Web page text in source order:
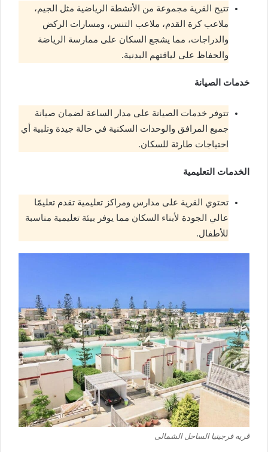
تتيح القرية مجموعة من الأنشطة الرياضية مثل الجيم،
ملاعب كرة القدم، ملاعب التنس، ومسارات الركض
والدراجات، مما يشجع السكان على ممارسة الرياضة
والحفاظ على لياقتهم البدنية.
خدمات الصيانة
تتوفر خدمات الصيانة على مدار الساعة لضمان صيانة
جميع المرافق والوحدات السكنية في حالة جيدة وتلبية أي
احتياجات طارئة للسكان.
الخدمات التعليمية
تحتوي القرية على مدارس ومراكز تعليمية تقدم تعليمًا
عالي الجودة لأبناء السكان مما يوفر بيئة تعليمية مناسبة
للأطفال.
قريه فرجينيا الساحل الشمالى